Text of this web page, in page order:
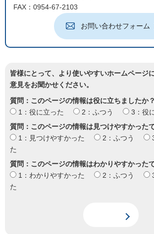
FAX：0954-67-2103
お問い合わせフォーム
皆様にとって、より使いやすいホームページ
意見をお聞かせください。
質問：このページの情報は役に立ちましたか？
1：役に立った
2：ふつう
3：役
質問：このページの情報は見つけやすかった
1：見つけやすかった
2：ふつう
た
質問：このページの情報はわかりやすかった
1：わかりやすかった
2：ふつう
た